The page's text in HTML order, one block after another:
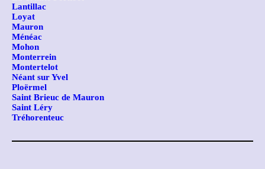
Lantillac
Loyat
Mauron
Ménéac
Mohon
Monterrein
Montertelot
Néant sur Yvel
Ploërmel
Saint Brieuc de Mauron
Saint Léry
Tréhorenteuc